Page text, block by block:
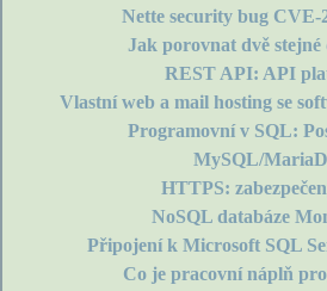
Nette security bug CVE-
Jak porovnat dvě stejné
REST API: API
Vlastní web a mail hosting se
Programovní v SQL:
MySQL/
HTTPS:
NoSQL databáze
Připojení k Microsoft SQL
Co je pracovní náplň